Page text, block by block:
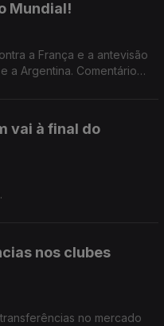
Mundial!
a França e a antevisão
a Argentina. Comentário
vai à final do
nos clubes
no mercado